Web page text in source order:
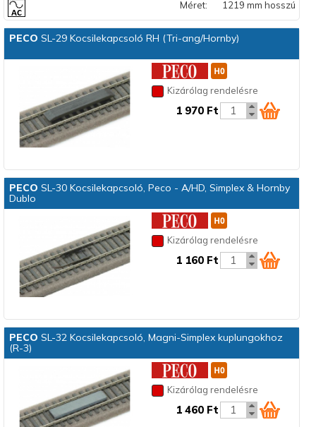
Méret: 1219 mm hosszú
PECO SL-29 Kocsilekapcsoló RH (Tri-ang/Hornby)
Kizárólag rendelésre
1 970 Ft
PECO SL-30 Kocsilekapcsoló, Peco - A/HD, Simplex & Hornby
Dublo
Kizárólag rendelésre
1 160 Ft
PECO SL-32 Kocsilekapcsoló, Magni-Simplex kuplungokhoz
(R-3)
Kizárólag rendelésre
1 460 Ft